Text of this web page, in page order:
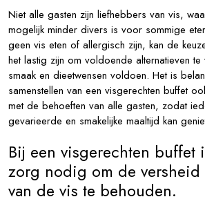
Niet alle gasten zijn liefhebbers van vis,
mogelijk minder divers is voor sommige
geen vis eten of allergisch zijn, kan de
het lastig zijn om voldoende alternatieven te
smaak en dieetwensen voldoen. Het is
samenstellen van een visgerechten buffet
met de behoeften van alle gasten, zodat
gevarieerde en smakelijke maaltijd kan
Bij een visgerechten buffet
zorg nodig om de
van de vis te behouden.